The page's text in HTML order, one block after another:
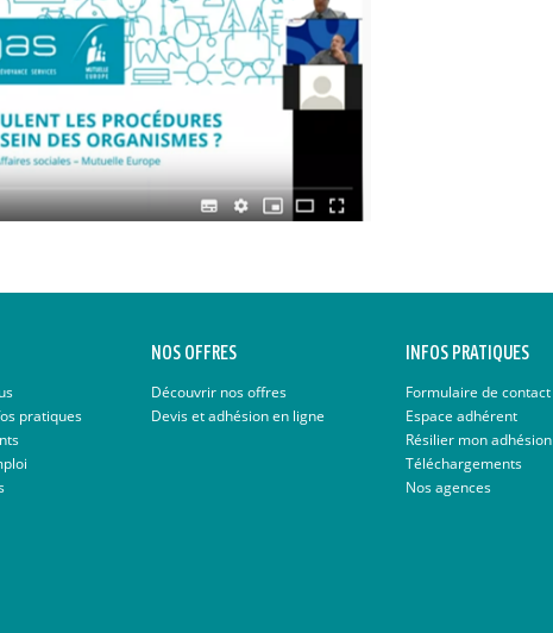
pratiques
NOS OFFRES
Découvrir nos offres
Devis et adhésion en ligne
INFOS PRATIQUES
Formulaire de contact
Espace adhérent
Résilier mon adhésion
Téléchargements
Nos agences